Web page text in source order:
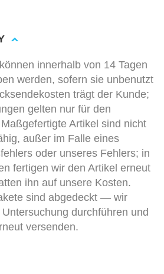
innerhalb von 14 Tagen
werden, sofern sie unbenutzt
trägt der Kunde;
gelten nur für den
Artikel sind nicht
außer im Falle eines
oder unseres Fehlers; in
fertigen wir den Artikel erneut
ihn auf unsere Kosten.
sind abgedeckt — wir
durchführen und
versenden.